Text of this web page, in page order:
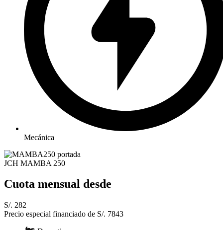
Mecánica
JCH MAMBA 250
Cuota mensual desde
S/. 282
Precio especial financiado de S/. 7843